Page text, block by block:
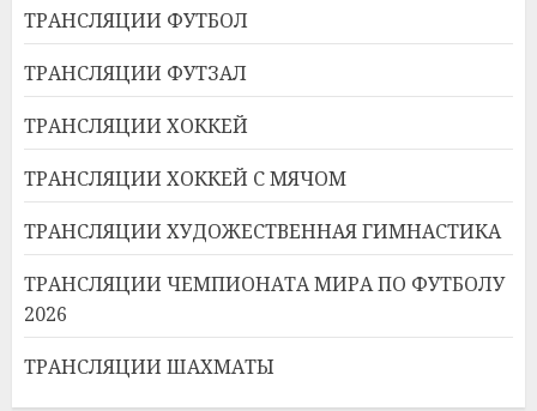
ТРАНСЛЯЦИИ ФУТБОЛ
ТРАНСЛЯЦИИ ФУТЗАЛ
ТРАНСЛЯЦИИ ХОККЕЙ
ТРАНСЛЯЦИИ ХОККЕЙ С МЯЧОМ
ТРАНСЛЯЦИИ ХУДОЖЕСТВЕННАЯ ГИМНАСТИКА
ТРАНСЛЯЦИИ ЧЕМПИОНАТА МИРА ПО ФУТБОЛУ
2026
ТРАНСЛЯЦИИ ШАХМАТЫ